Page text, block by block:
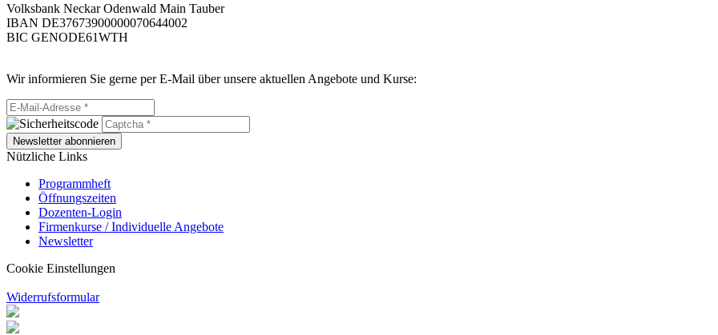
Volksbank Neckar Odenwald Main Tauber
IBAN DE37673900000070644002
BIC GENODE61WTH
Wir informieren Sie gerne per E-Mail über unsere aktuellen Angebote und Kurse:
Newsletter abonnieren
Nützliche Links
Programmheft
Öffnungszeiten
Dozenten-Login
Firmenkurse / Individuelle Angebote
Newsletter
Cookie Einstellungen
Widerrufsformular